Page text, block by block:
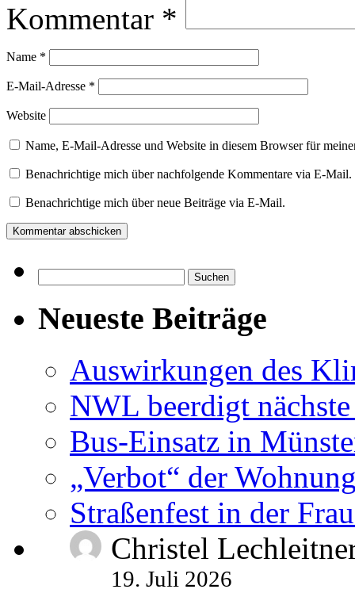
Kommentar *
Name *
E-Mail-Adresse *
Website
Name, E-Mail-Adresse und Website in diesem Browser für
Benachrichtige mich über nachfolgende Kommentare via E-Mail.
Benachrichtige mich über neue Beiträge via E-Mail.
nach:
Neueste Beiträge
Auswirkungen des
NWL beerdigt
Bus-Einsatz in
„Verbot“ der
Straßenfest in der
Christel
19. Juli 2026